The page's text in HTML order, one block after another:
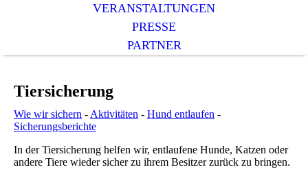
VERANSTALTUNGEN
PRESSE
PARTNER
Tiersicherung
Wie wir sichern - Aktivitäten - Hund entlaufen -
Sicherungsberichte
In der Tiersicherung helfen wir, entlaufene Hunde, Katzen oder
andere Tiere wieder sicher zu ihrem Besitzer zurück zu bringen.